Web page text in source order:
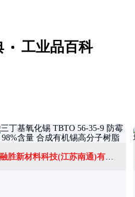
工业品百科
融胜新材料科技(江苏南通)有限公司